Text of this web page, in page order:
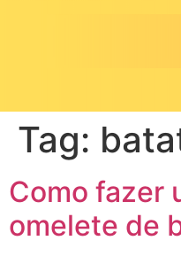
Tag:
Como fazer
omelete de